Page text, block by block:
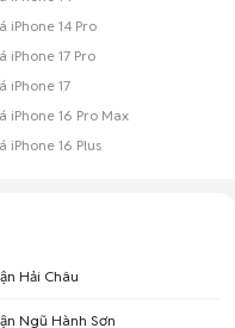
tại Đà Nẵng
điện thoại
điện thoại
Đà Nẵng giá tốt nhất!
iPhone 14 Pro
iPhone 17 Pro
iPhone 17
iPhone 16 Pro Max
iPhone 16 Plus
Hải Châu
Ngũ Hành Sơn